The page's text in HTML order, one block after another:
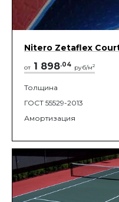
Nitero Zetaflex
от 1 898.04 руб/м2
Толщина
ГОСТ 55529-2013
Амортизация